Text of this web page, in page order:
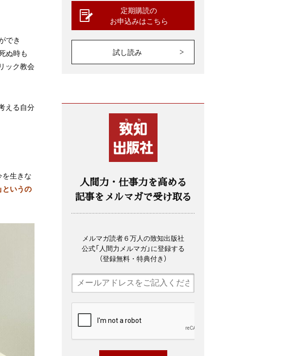
でき
ぬ時も
ック教会
える自分
を生きな
というの
定期購読の
お申込みはこちら
試し読み
人間力・仕事力を高める
記事をメルマガで受け取る
メルマガ読者６万人の致知出版社
公式「人間力メルマガ」に登録する
（登録無料・特典付き）